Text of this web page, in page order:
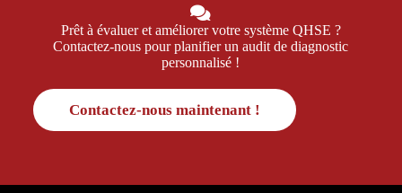
Prêt à évaluer et améliorer votre système QHSE ?
Contactez-nous pour planifier un audit de diagnostic
personnalisé !
Contactez-nous maintenant !